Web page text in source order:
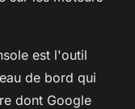
est l'outil
de bord qui
dont Google